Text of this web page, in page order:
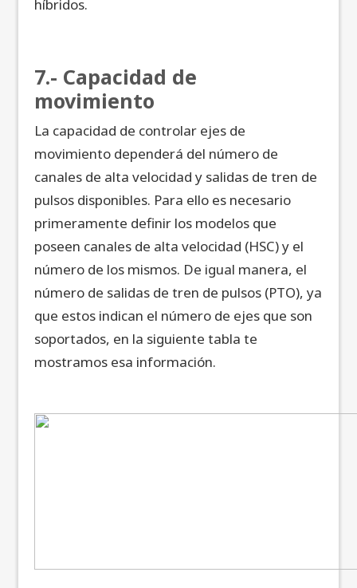
híbridos.
7.- Capacidad de
movimiento
La capacidad de controlar ejes de
movimiento dependerá del número de
canales de alta velocidad y salidas de tren de
pulsos disponibles. Para ello es necesario
primeramente definir los modelos que
poseen canales de alta velocidad (HSC) y el
número de los mismos. De igual manera, el
número de salidas de tren de pulsos (PTO), ya
que estos indican el número de ejes que son
soportados, en la siguiente tabla te
mostramos esa información.